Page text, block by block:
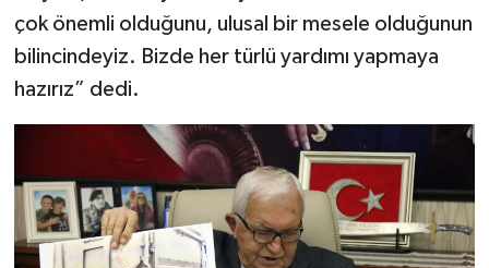
çok önemli olduğunu, ulusal bir mesele olduğunun
bilincindeyiz. Bizde her türlü yardımı yapmaya
hazırız” dedi.